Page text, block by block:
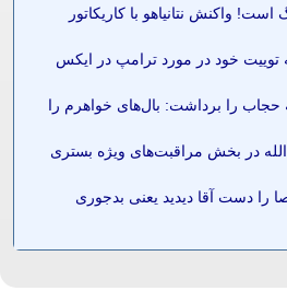
واکنش نتانیاهو با کاریکاتور
توییت خود در مورد ترامپ در ایکس
حجاب را برداشت: بال‌های خواهرم را
در بخش مراقبت‌های ویژه بستری
را دست آقا دیدید یعنی بدجوری